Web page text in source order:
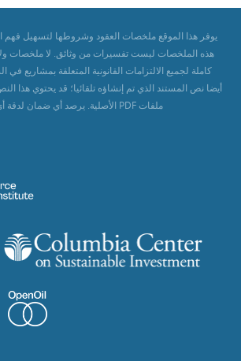
يوفر هذا الموقع ملخصات العقود وشروطها لتسهيل فهم
هذه الملخصات ليست تفسيرات من وثائق. لا ملخصات
كاملة لجميع الالتزامات القانونية المتعلقة بمشاريع
أيضا نص المستند الذي تم إنشاؤه تلقائيا؛ قد يحتوي هذا
ملفات PDF الأصلية. يرصد أي ضمان لدقة أي محتوى على هذا الموقع.